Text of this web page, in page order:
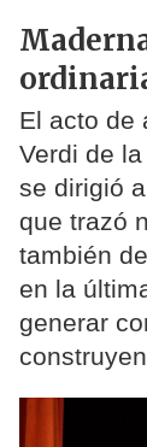
El acto de
Verdi de
se dirigió
que trazó
también
en la
generar